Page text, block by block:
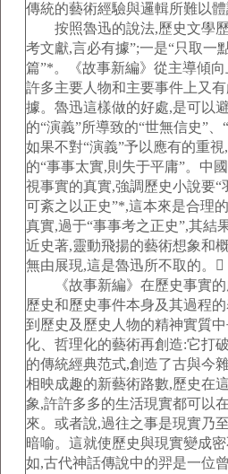
傳統的藝術經驗與邏輯所難以
按照魯迅的說法,歷史文學歷
考文獻,言必有據”;一是“只取一
篇”*。《故事新編》從主導傾
許多主要人物和主要事件上又
據。魯迅這樣做的好處,是可以
的“演義”所導致的“世無信史”
如果不對“演義”予以應有的重
的“事事太實,則失于平庸”。中
視事實的真實,強調歷史小說要“
可紊之以正史”*,這本來是合理
真實,過于“事事考之正史”,其結
近史著,靈動飛揚的藝術想象和
無由展現,這是魯迅所不取的。
《故事新編》在歷史事實的
歷史和歷史事件本身及其過程
到歷史及歷史人物的精神實質
化、哲理化的藝術再創造:它打
的傳統經典范式,創造了古與今
相映成趣的新藝術路數,歷史在
象,許許多多的生活現實都可以
來。或者說,過往之事是現實乃
暗喻。這就使歷史與現實變成
如,古代神話傳說中的羿是一位